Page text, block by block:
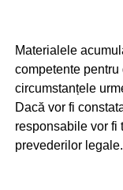
Materialele
competente
circumstanțele
Dacă vor fi
responsabile vor fi
prevederilor legale.